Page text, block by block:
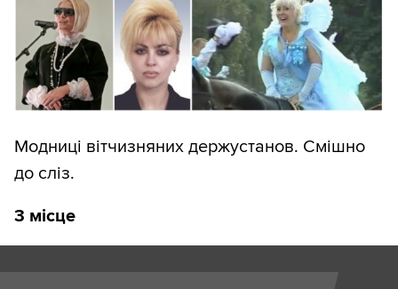
Модниці вітчизняних держустанов. Смішно
до сліз.
3 місце